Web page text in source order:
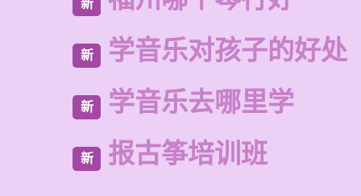
新
新 学音乐对孩子的好处
新 学音乐去哪里学
新 报古筝培训班